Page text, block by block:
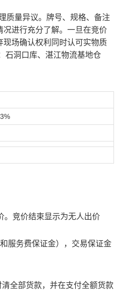
质量异议。牌号、规格、备注
进行充分了解。一旦在竞价
场确认权利同时认可实物质
石洞口库、湛江物流基地仓
。竞价结束显示为无人出价
服务费保证金），交易保证金
全部货款，并在支付全额货款